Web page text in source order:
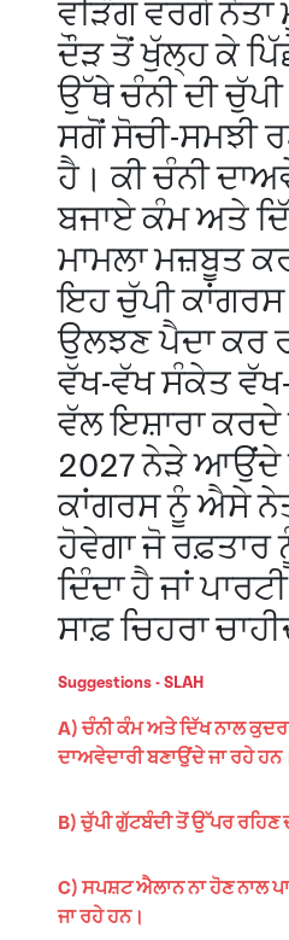
ਵੜਿੰਗ ਵਰਗੇ ਨੇਤਾ
ਦੌੜ ਤੋਂ ਖੁੱਲ੍ਹ ਕੇ
ਉੱਥੇ ਚੰਨੀ ਦੀ ਚੁੱਪੀ
ਸਗੋਂ ਸੋਚੀ-ਸਮਝੀ
ਹੈ। ਕੀ ਚੰਨੀ
ਬਜਾਏ ਕੰਮ ਅਤੇ
ਮਾਮਲਾ ਮਜ਼ਬੂਤ
ਇਹ ਚੁੱਪੀ
ਉਲਝਣ ਪੈਦਾ ਕਰ
ਵੱਖ-ਵੱਖ ਸੰਕੇਤ ਵੱਖ-
ਵੱਲ ਇਸ਼ਾਰਾ
2027 ਨੇੜੇ ਆਉਂਦੇ
ਕਾਂਗਰਸ ਨੂੰ ਐਸੇ
ਹੋਵੇਗਾ ਜੋ
ਦਿੰਦਾ ਹੈ ਜਾਂ
ਸਾਫ਼ ਚਿਹਰਾ
Suggestions - SLAH
A) ਚੰਨੀ ਕੰਮ ਅਤੇ ਦਿੱਖ ਨਾਲ
ਦਾਅਵੇਦਾਰੀ ਬਣਾਉਂਦੇ ਜਾ ਰਹੇ
B) ਚੁੱਪੀ ਗੁੱਟਬੰਦੀ ਤੋਂ ਉੱਪਰ ਰਹਿਣ
C) ਸਪਸ਼ਟ ਐਲਾਨ ਨਾ ਹੋਣ ਨਾਲ
ਜਾ ਰਹੇ ਹਨ।